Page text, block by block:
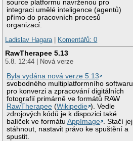
source platformu navrženou pro
integraci umělé inteligence (agentů)
přímo do pracovních procesů
organizací.
Ladislav Hagara| Komentářů: 0
RawTherapee 5.13
5.8. 12:44 | Nová verze
Byla vydána nová verze 5.13
svobodného multiplatformního softwaru
pro konverzi a zpracování digitálních
fotografií primárně ve formátů RAW
RawTherapee (Wikipedie ). Vedle
zdrojových kódů je k dispozici také
balíček ve formátuAppImage
. Stačí jej
stáhnout, nastavit právo ke spuštění a
spustit.